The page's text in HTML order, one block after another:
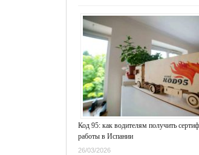
Код 95: как водителям получить
работы в Испании
26/03/2026